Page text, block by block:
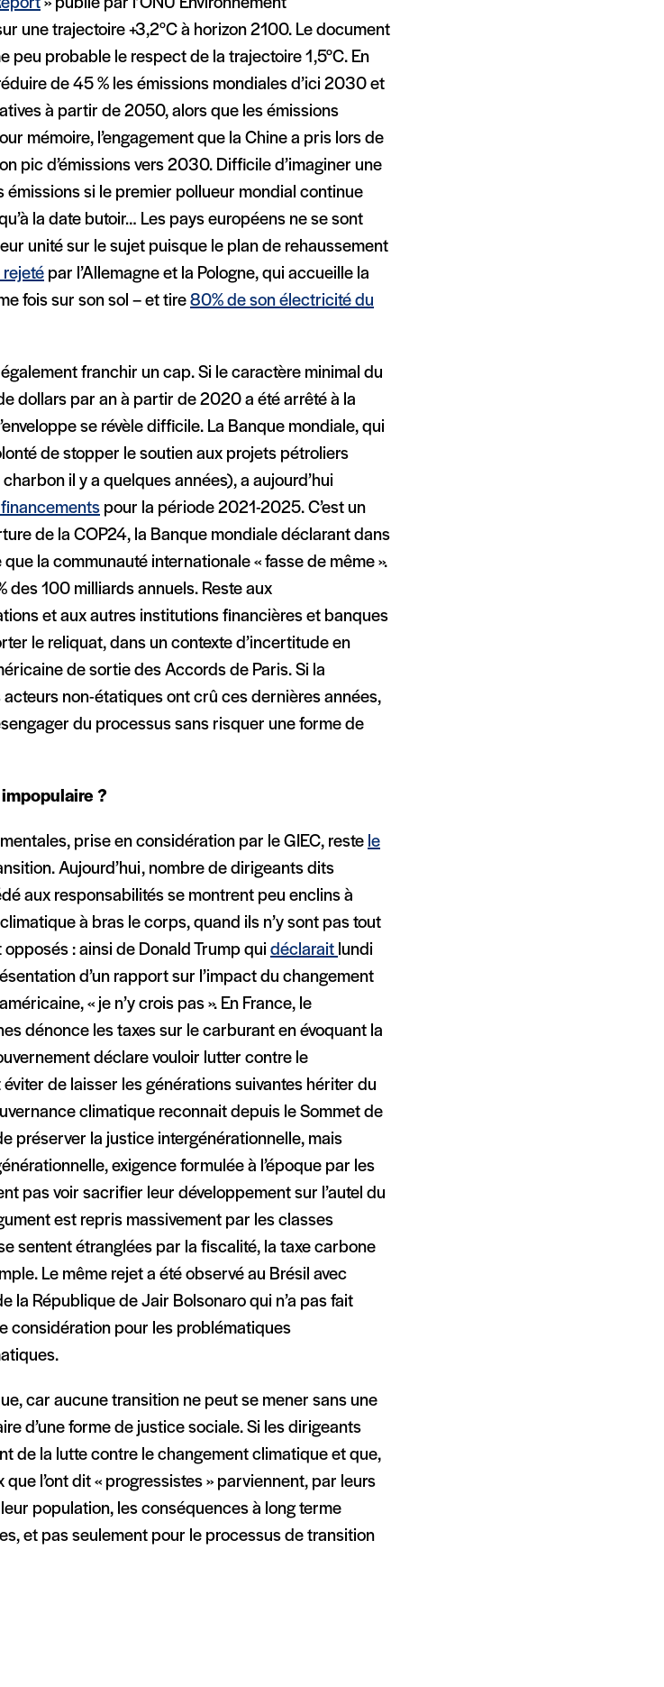
» publié par l’ONU Environnement
une trajectoire +3,2°C à horizon 2100. Le document
peu probable le respect de la trajectoire 1,5°C. En
de 45 % les émissions mondiales d’ici 2030 et
à partir de 2050, alors que les émissions
mémoire, l’engagement que la Chine a pris lors de
pic d’émissions vers 2030. Difficile d’imaginer une
émissions si le premier pollueur mondial continue
la date butoir… Les pays européens ne se sont
unité sur le sujet puisque le plan de rehaussement
rejeté par l’Allemagne et la Pologne, qui accueille la
fois sur son sol – et tire 80% de son électricité du
franchir un cap. Si le caractère minimal du
dollars par an à partir de 2020 a été arrêté à la
se révèle difficile. La Banque mondiale, qui
de stopper le soutien aux projets pétroliers
il y a quelques années), a aujourd’hui
pour la période 2021-2025. C’est un
de la COP24, la Banque mondiale déclarant dans
la communauté internationale « fasse de même ».
des 100 milliards annuels. Reste aux
et aux autres institutions financières et banques
le reliquat, dans un contexte d’incertitude en
de sortie des Accords de Paris. Si la
non-étatiques ont crû ces dernières années,
du processus sans risquer une forme de
?
prise en considération par le GIEC, reste le
Aujourd’hui, nombre de dirigeants dits
aux responsabilités se montrent peu enclins à
à bras le corps, quand ils n’y sont pas tout
: ainsi de Donald Trump qui déclarait lundi
d’un rapport sur l’impact du changement
« je n’y crois pas ». En France, le
dénonce les taxes sur le carburant en évoquant la
déclare vouloir lutter contre le
de laisser les générations suivantes hériter du
climatique reconnait depuis le Sommet de
préserver la justice intergénérationnelle, mais
exigence formulée à l’époque par les
pas voir sacrifier leur développement sur l’autel du
est repris massivement par les classes
sentent étranglées par la fiscalité, la taxe carbone
Le même rejet a été observé au Brésil avec
la République de Jair Bolsonaro qui n’a pas fait
considération pour les problématiques
car aucune transition ne peut se mener sans une
d’une forme de justice sociale. Si les dirigeants
de la lutte contre le changement climatique et que,
l’ont dit « progressistes » parviennent, par leurs
population, les conséquences à long terme
et pas seulement pour le processus de transition